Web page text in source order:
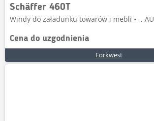
Schäffer 460T
Windy do załadunku towarów i mebli • -, AU
Cena do uzgodnienia
Forkwest